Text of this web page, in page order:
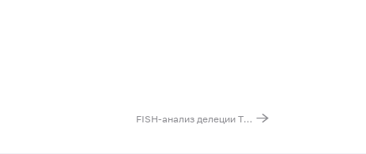
FISH-анализ делеции ТР53 гена